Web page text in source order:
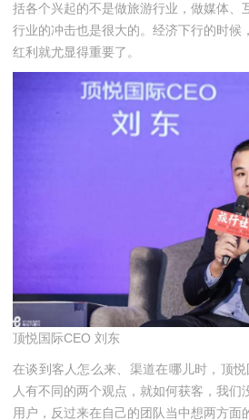
括各个兴起的不是做旅游行业，做媒体、
行业的冲击也是很大的。经济下行的时候
红利就尤显得重要了。
顶悦国际CEO 刘东
在谈到客人怎么来、渠道在哪儿时，顶
人有不同的两个观点，就如何获客，我们
用户，反过来在自己的团队当中想两方面